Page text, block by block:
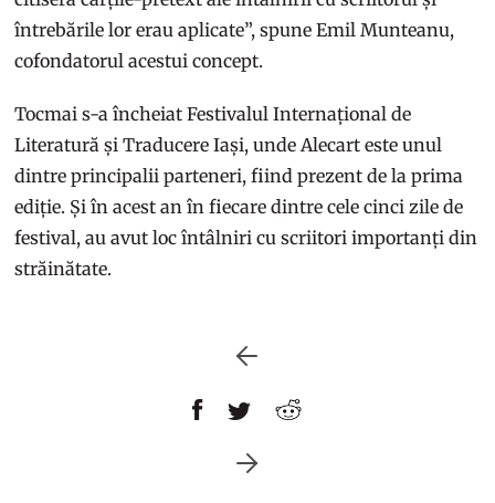
întrebările lor erau aplicate”, spune Emil Munteanu,
cofondatorul acestui concept.
Tocmai s-a încheiat Festivalul Internațional de
Literatură și Traducere Iași, unde Alecart este unul
dintre principalii parteneri, fiind prezent de la prima
ediție. Și în acest an în fiecare dintre cele cinci zile de
festival, au avut loc întâlniri cu scriitori importanți din
străinătate.